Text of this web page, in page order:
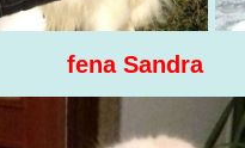
fena